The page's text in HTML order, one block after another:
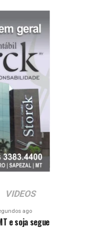
VIDEOS
ago
e soja segue